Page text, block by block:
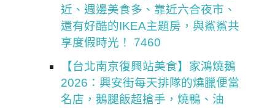
近、週邊美食多、靠近六合夜市、
還有好酷的IKEA主題房，與鯊鯊共
享度假時光！ 7460
【台北南京復興站美食】家鴻燒鵝
2026：興安街每天排隊的燒臘便當
名店，鵝腿飯超搶手，燒鴨、油